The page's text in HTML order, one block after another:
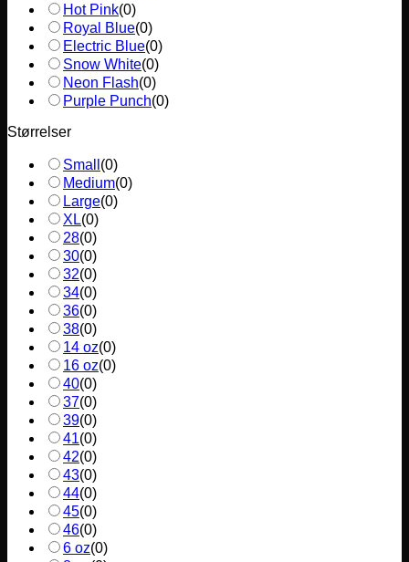
Hot Pink(0)
Royal Blue(0)
Electric Blue(0)
Snow White(0)
Neon Flash(0)
Purple Punch(0)
Størrelser
Small (0)
Medium(0)
Large(0)
XL(0)
28(0)
30(0)
32(0)
34(0)
36(0)
38(0)
14 oz(0)
16 oz(0)
40(0)
37(0)
39(0)
41(0)
42(0)
43(0)
44(0)
45(0)
46(0)
6 oz(0)